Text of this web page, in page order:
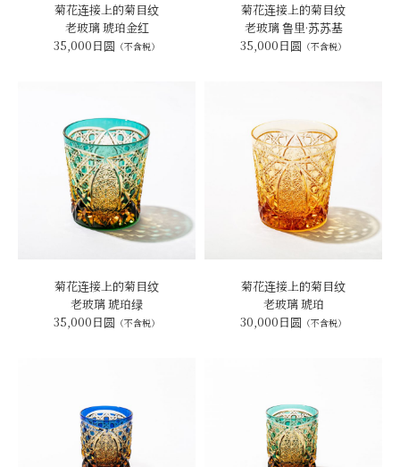
菊花连接上的菊目纹
老玻璃 琥珀金红
35,000日圆 （不含税）
菊花连接上的菊目纹
老玻璃 鲁里·苏苏基
35,000日圆 （不含税）
菊花连接上的菊目纹
老玻璃 琥珀绿
35,000日圆 （不含税）
菊花连接上的菊目纹
老玻璃 琥珀
30,000日圆 （不含税）